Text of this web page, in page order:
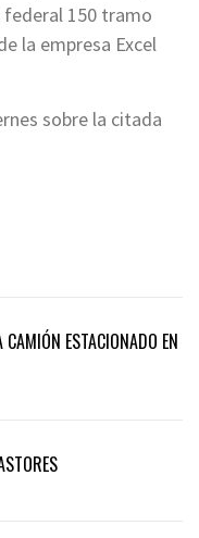
150 tramo
la empresa Excel
sobre la citada
ESTACIONADO EN